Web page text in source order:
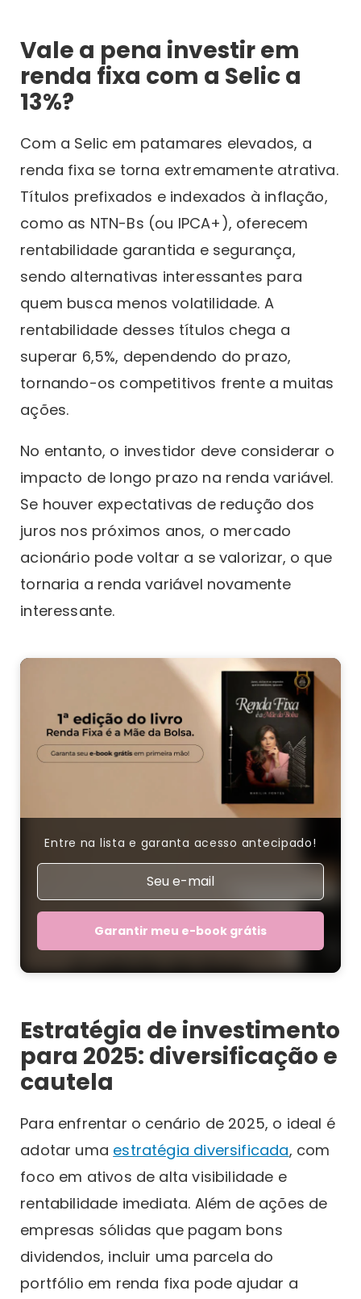
Vale a pena investir em
renda fixa com a Selic a
13%?
Com a Selic em patamares elevados, a
renda fixa se torna extremamente atrativa.
Títulos prefixados e indexados à inflação,
como as NTN-Bs (ou IPCA+), oferecem
rentabilidade garantida e segurança,
sendo alternativas interessantes para
quem busca menos volatilidade. A
rentabilidade desses títulos chega a
superar 6,5%, dependendo do prazo,
tornando-os competitivos frente a muitas
ações.
No entanto, o investidor deve considerar o
impacto de longo prazo na renda variável.
Se houver expectativas de redução dos
juros nos próximos anos, o mercado
acionário pode voltar a se valorizar, o que
tornaria a renda variável novamente
interessante.
Entre na lista e garanta acesso antecipado!
Garantir meu e-book grátis
Estratégia de investimento
para 2025: diversificação e
cautela
Para enfrentar o cenário de 2025, o ideal é
adotar uma estratégia diversificada, com
foco em ativos de alta visibilidade e
rentabilidade imediata. Além de ações de
empresas sólidas que pagam bons
dividendos, incluir uma parcela do
portfólio em renda fixa pode ajudar a